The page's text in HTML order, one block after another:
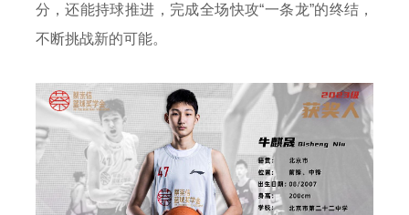
分，还能持球推进，完成全场快攻“一条龙”的终结，
不断挑战新的可能。